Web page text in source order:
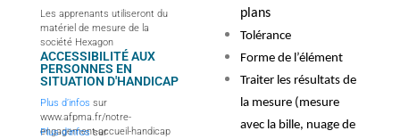
Les apprenants utiliseront du
matériel de mesure de la
société Hexagon
ACCESSIBILITÉ AUX
PERSONNES EN
SITUATION D'HANDICAP
Plus d’infos sur
www.afpma.fr/notre-
engagement-accueil-handicap
Plus d’infossur
plans
Tolérance
Forme de l’élément
Traiter les résultats de
la mesure (mesure
avec la bille, nuage de